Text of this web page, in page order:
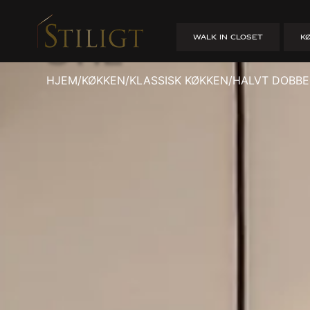
WALK IN CLOSET
Halvt
stil
HJEM/KØKKEN/KLASSISK KØKKEN/HALVT